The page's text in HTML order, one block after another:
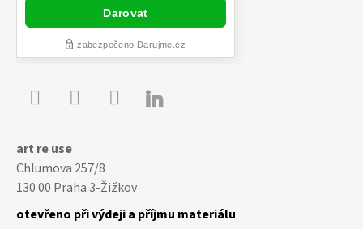

art re use
Chlumova 257/8
130 00 Praha 3-Žižkov
otevřeno při výdeji a příjmu materiálu